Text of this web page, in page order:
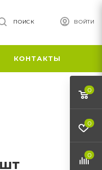
ВОЙТИ
ПОИСК
КОНТАКТЫ
0
0
0